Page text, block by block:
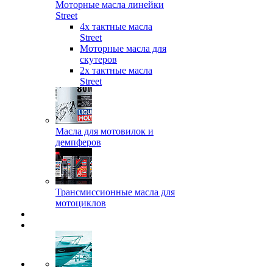
Моторные масла линейки
Street
4х тактные масла
Street
Моторные масла для
скутеров
2х тактные масла
Street
Масла для мотовилок и
демпферов
Трансмиссионные масла для
мотоциклов